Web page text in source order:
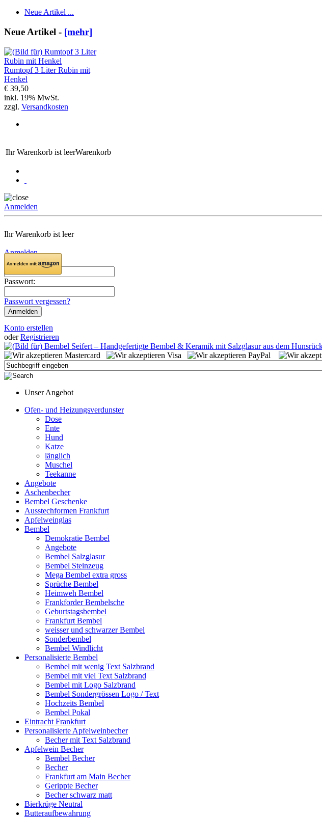
Neue Artikel ...
Neue Artikel - [mehr]
Rumtopf 3 Liter Rubin mit
Henkel
€ 39,50
inkl. 19% MwSt.
zzgl. Versandkosten
Ihr Warenkorb ist leerWarenkorb
Anmelden
Ihr Warenkorb ist leer
Anmelden
Email:
Passwort:
Passwort vergessen?
Konto erstellen
oder Registrieren
Unser Angebot
Ofen- und Heizungsverdunster
Dose
Ente
Hund
Katze
länglich
Muschel
Teekanne
Angebote
Aschenbecher
Bembel Geschenke
Ausstechformen Frankfurt
Apfelweinglas
Bembel
Demokratie Bembel
Angebote
Bembel Salzglasur
Bembel Steinzeug
Mega Bembel extra gross
Sprüche Bembel
Heimweh Bembel
Frankforder Bembelsche
Geburtstagsbembel
Frankfurt Bembel
weisser und schwarzer Bembel
Sonderbembel
Bembel Windlicht
Personalisierte Bembel
Bembel mit wenig Text Salzbrand
Bembel mit viel Text Salzbrand
Bembel mit Logo Salzbrand
Bembel Sondergrössen Logo / Text
Hochzeits Bembel
Bembel Pokal
Eintracht Frankfurt
Personalisierte Apfelweinbecher
Becher mit Text Salzbrand
Apfelwein Becher
Bembel Becher
Becher
Frankfurt am Main Becher
Gerippte Becher
Becher schwarz matt
Bierkrüge Neutral
Butteraufbewahrung